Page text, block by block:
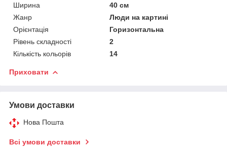
Ширина
40 см
Жанр
Люди на картині
Орієнтація
Горизонтальна
Рівень складності
2
Кількість кольорів
14
Приховати
Умови доставки
Нова Пошта
Всі умови доставки